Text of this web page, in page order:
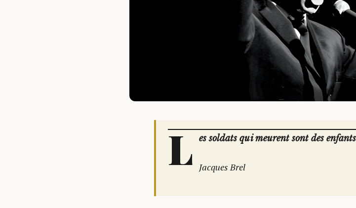
L es soldats qui meurent sont des
Jacques Brel